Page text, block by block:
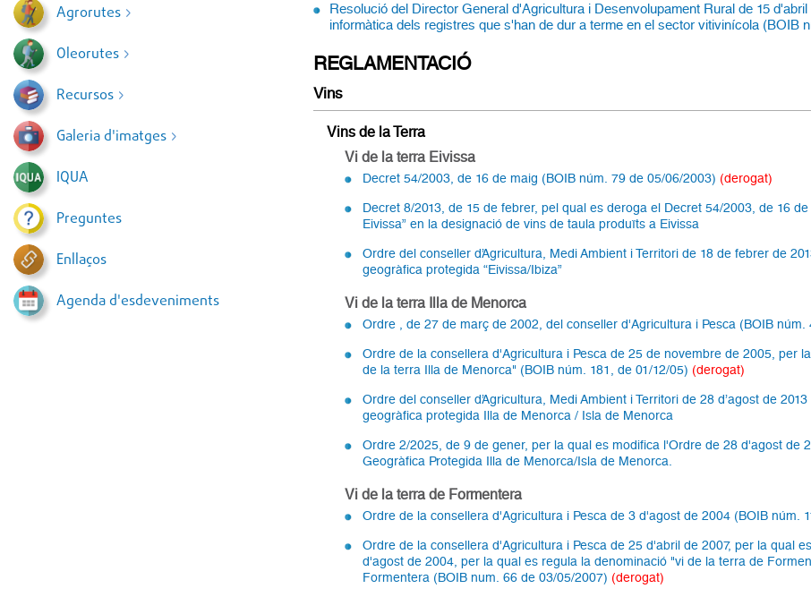
Agrorutes
Oleorutes
Recursos
Galeria d'imatges
IQUA
Preguntes
Enllaços
Agenda d'esdeveniments
Resolució del Director General d'Agricultura i Desenvolupament Rural de 15
informàtica dels registres que s'han de dur a terme en el sector vitivinícola (BOIB
REGLAMENTACIÓ
Vins
Vins de la Terra
Vi de la terra Eivissa
Decret 54/2003, de 16 de maig (BOIB núm. 79 de 05/06/2003) (derogat)
Decret 8/2013, de 15 de febrer, pel qual es deroga el Decret 54/2003, de 16
Eivissa” en la designació de vins de taula produïts a Eivissa
Ordre del conseller d’Agricultura, Medi Ambient i Territori de 18 de febrer de
geogràfica protegida “Eivissa/Ibiza”
Vi de la terra Illa de Menorca
Ordre , de 27 de març de 2002, del conseller d'Agricultura i Pesca (BOIB núm.
Ordre de la consellera d'Agricultura i Pesca de 25 de novembre de 2005, per
de la terra Illa de Menorca" (BOIB núm. 181, de 01/12/05) (derogat)
Ordre del conseller d’Agricultura, Medi Ambient i Territori de 28 d’agost de
geogràfica protegida Illa de Menorca / Isla de Menorca
Ordre 2/2025, de 9 de gener, per la qual es modifica l'Ordre de 28 d'agost de
Geogràfica Protegida Illa de Menorca/Isla de Menorca.
Vi de la terra de Formentera
Ordre de la consellera d'Agricultura i Pesca de 3 d'agost de 2004 (BOIB núm.
Ordre de la consellera d'Agricultura i Pesca de 25 d'abril de 2007, per la qual
d'agost de 2004, per la qual es regula la denominació "vi de la terra de
Formentera (BOIB num. 66 de 03/05/2007) (derogat)